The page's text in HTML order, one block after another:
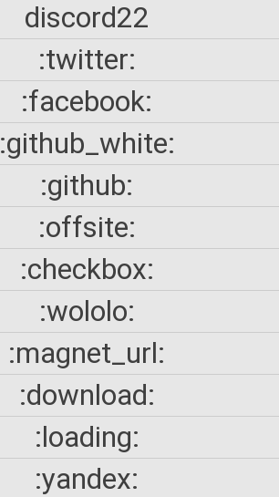
discord22
:twitter:
:facebook:
:github_white:
:github:
:offsite:
:checkbox:
:wololo:
:magnet_url:
:download:
:loading:
:yandex: